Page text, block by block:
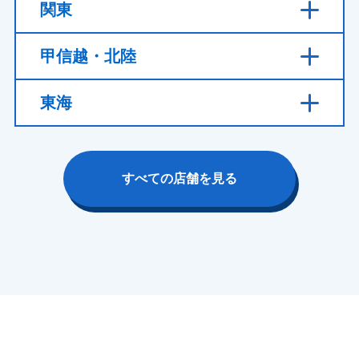
関東
甲信越・北陸
東海
すべての店舗を見る